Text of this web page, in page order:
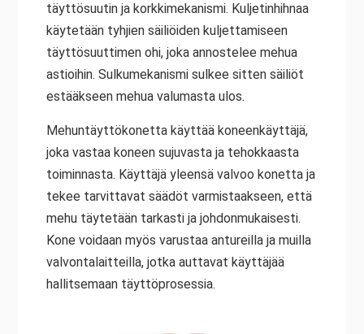
täyttösuutin ja korkkimekanismi. Kuljetinhihnaa
käytetään tyhjien säiliöiden kuljettamiseen
täyttösuuttimen ohi, joka annostelee mehua
astioihin. Sulkumekanismi sulkee sitten säiliöt
estääkseen mehua valumasta ulos.
Mehuntäyttökonetta käyttää koneenkäyttäjä,
joka vastaa koneen sujuvasta ja tehokkaasta
toiminnasta. Käyttäjä yleensä valvoo konetta ja
tekee tarvittavat säädöt varmistaakseen, että
mehu täytetään tarkasti ja johdonmukaisesti.
Kone voidaan myös varustaa antureilla ja muilla
valvontalaitteilla, jotka auttavat käyttäjää
hallitsemaan täyttöprosessia.